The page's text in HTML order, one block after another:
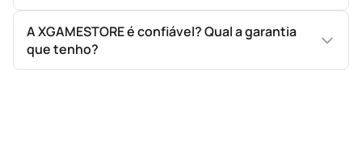
A XGAMESTORE é confiável? Qual a garantia
que tenho?